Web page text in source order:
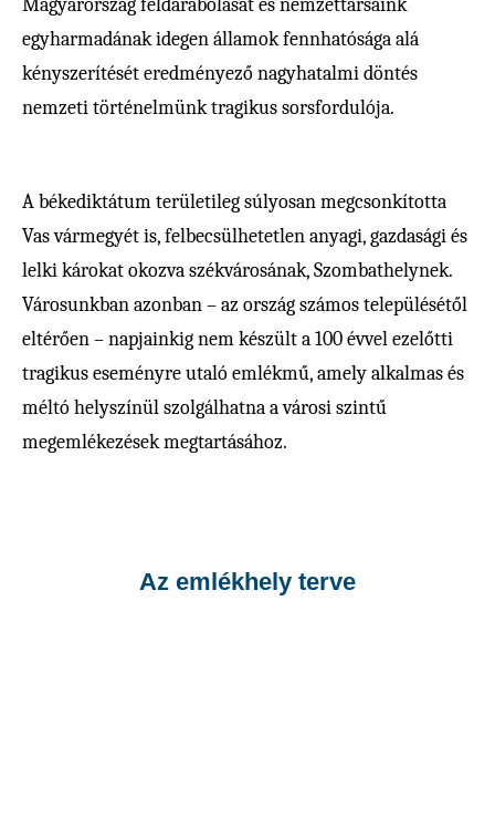
Magyarország feldarabolását és nemzettársaink
egyharmadának idegen államok fennhatósága alá
kényszerítését eredményező nagyhatalmi döntés
nemzeti történelmünk tragikus sorsfordulója.
A békediktátum területileg súlyosan megcsonkította
Vas vármegyét is, felbecsülhetetlen anyagi, gazdasági és
lelki károkat okozva székvárosának, Szombathelynek.
Városunkban azonban – az ország számos településétől
eltérően – napjainkig nem készült a 100 évvel ezelőtti
tragikus eseményre utaló emlékmű, amely alkalmas és
méltó helyszínül szolgálhatna a városi szintű
megemlékezések megtartásához.
Az emlékhely terve